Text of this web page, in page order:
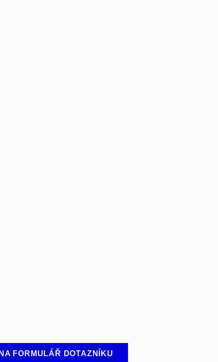
FORMULÁŘ DOTAZNÍKU